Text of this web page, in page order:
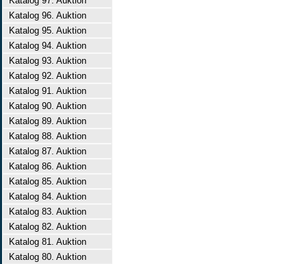
Katalog 96. Auktion
Katalog 95. Auktion
Katalog 94. Auktion
Katalog 93. Auktion
Katalog 92. Auktion
Katalog 91. Auktion
Katalog 90. Auktion
Katalog 89. Auktion
Katalog 88. Auktion
Katalog 87. Auktion
Katalog 86. Auktion
Katalog 85. Auktion
Katalog 84. Auktion
Katalog 83. Auktion
Katalog 82. Auktion
Katalog 81. Auktion
Katalog 80. Auktion